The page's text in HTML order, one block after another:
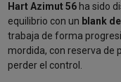
Hart Azimut 56ha sido
equilibrio con un blank
trabaja de forma
mordida, con reserva de
perder el control.